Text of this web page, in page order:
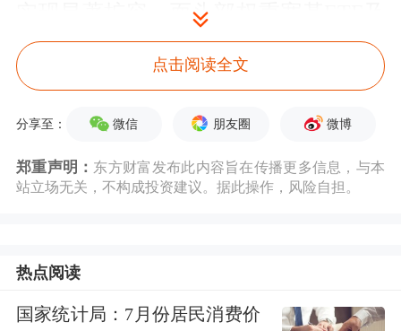
实现显著扩容，而头部权重宽基ETF及
科创板、创业板ETF延续净赎回态势，
产品份额、基金规模均明显收缩。
点击阅读全文
分享至： 微信 朋友圈 微博
郑重声明： 东方财富发布此内容旨在传播更多信息，与本
站立场无关，不构成投资建议。据此操作，风险自担。
热点阅读
国家统计局：7月份居民消费价